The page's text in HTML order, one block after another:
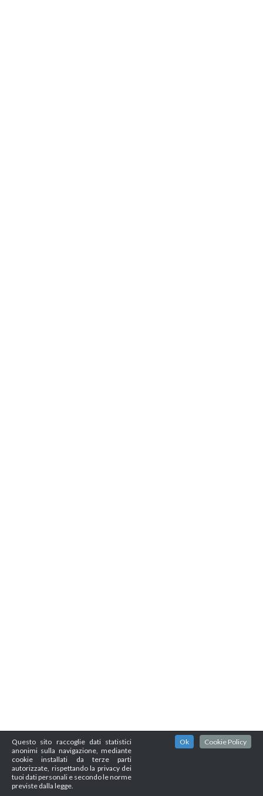
Questo sito raccoglie dati statistici
anonimi sulla navigazione, mediante
cookie installati da terze parti
autorizzate, rispettando la privacy dei
tuoi dati personali e secondo le norme
previste dalla legge.
Ok Cookie Policy